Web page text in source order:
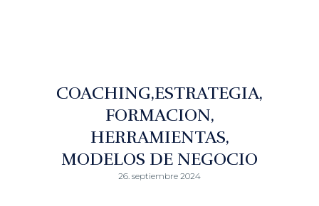
COACHING ESTRATEGIA
FORMACION
HERRAMIENTAS
MODELOS DE NEGOCIO
26. septiembre 2024